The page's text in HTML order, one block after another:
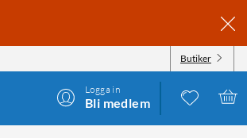
Butiker
Logga in
Bli medlem